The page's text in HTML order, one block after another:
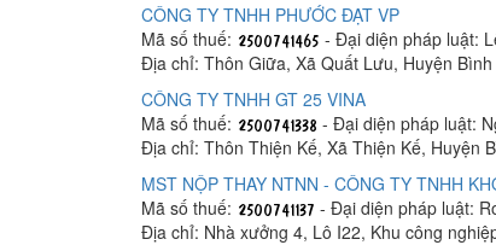
CÔNG TY TNHH PHƯỚC ĐẠT VP
Mã số thuế:
- Đại diện pháp luật:
Địa chỉ: Thôn Giữa, Xã Quất Lưu, Huyện
CÔNG TY TNHH GT 25 VINA
Mã số thuế:
- Đại diện pháp luật:
Địa chỉ: Thôn Thiện Kế, Xã Thiện Kế, Huyện
MST NỘP THAY NTNN - CÔNG TY TNHH
Mã số thuế:
- Đại diện pháp luật:
Địa chỉ: Nhà xưởng 4, Lô I22, Khu công